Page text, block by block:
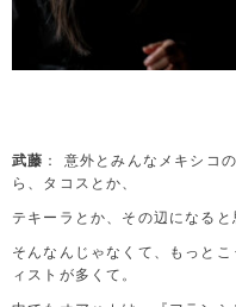
武藤 ： 意外とみんなメキシコ
ら、タコスとか、
テキーラとか、その辺になると
そんなんじゃなくて、もっと
ィストが多くて。